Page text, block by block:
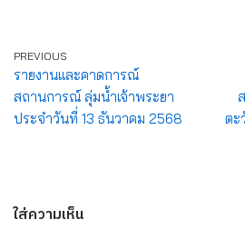
PREVIOUS
รายงานและคาดการณ์
สถานการณ์ ลุ่มน้ำเจ้าพระยา
ประจำวันที่ 13 ธันวาคม 2568
ตะ
ใส่ความเห็น